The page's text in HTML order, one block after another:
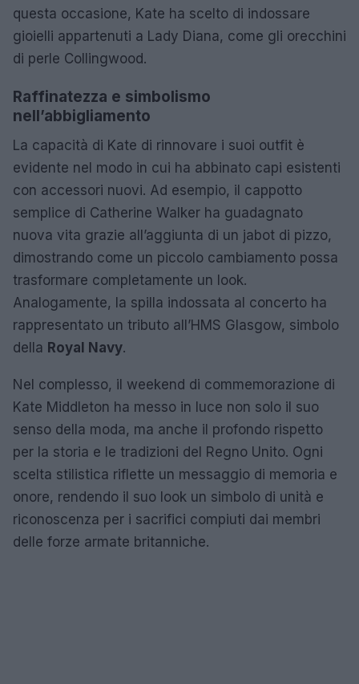
questa occasione, Kate ha scelto di indossare
gioielli appartenuti a Lady Diana, come gli orecchini
di perle Collingwood.
Raffinatezza e simbolismo
nell’abbigliamento
La capacità di Kate di rinnovare i suoi outfit è
evidente nel modo in cui ha abbinato capi esistenti
con accessori nuovi. Ad esempio, il cappotto
semplice di Catherine Walker ha guadagnato
nuova vita grazie all’aggiunta di un jabot di pizzo,
dimostrando come un piccolo cambiamento possa
trasformare completamente un look.
Analogamente, la spilla indossata al concerto ha
rappresentato un tributo all’HMS Glasgow, simbolo
della Royal Navy.
Nel complesso, il weekend di commemorazione di
Kate Middleton ha messo in luce non solo il suo
senso della moda, ma anche il profondo rispetto
per la storia e le tradizioni del Regno Unito. Ogni
scelta stilistica riflette un messaggio di memoria e
onore, rendendo il suo look un simbolo di unità e
riconoscenza per i sacrifici compiuti dai membri
delle forze armate britanniche.